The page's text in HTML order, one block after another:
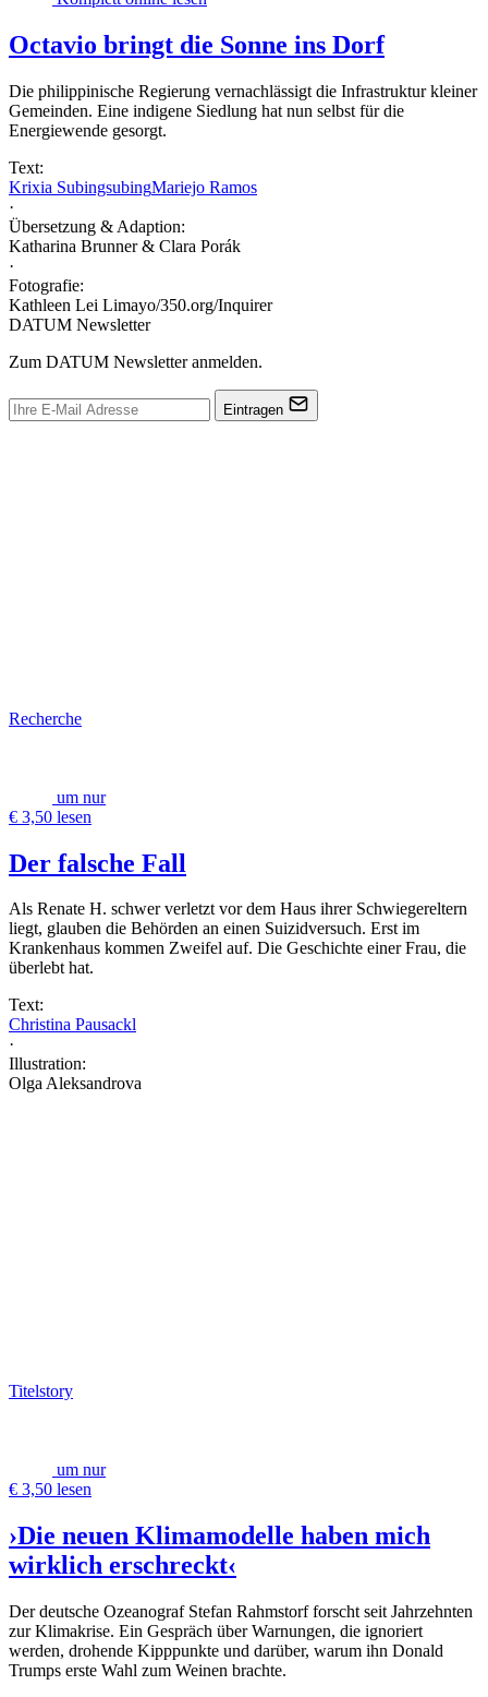
Octavio bringt die Sonne ins Dorf
Die philippinische Regierung vernachlässigt die Infrastruktur kleiner
Gemeinden. Eine indigene Siedlung hat nun selbst für die
Energiewende gesorgt.
Text:
Krixia SubingsubingMariejo Ramos
·
Übersetzung & Adaption:
Katharina Brunner & Clara Porák
·
Fotografie:
Kathleen Lei Limayo/350.org/Inquirer
DATUM Newsletter
Zum DATUM Newsletter anmelden.
Eintragen
Recherche
um nur
€ 3,50 lesen
Der falsche Fall
Als Renate H. schwer verletzt vor dem Haus ihrer Schwiegereltern
liegt, glauben die Behörden an einen Suizidversuch. Erst im
Krankenhaus kommen Zweifel auf. Die Geschichte einer Frau, die
überlebt hat.
Text:
Christina Pausackl
·
Illustration:
Olga Aleksandrova
Titelstory
um nur
€ 3,50 lesen
›Die neuen Klimamodelle haben mich
wirklich erschreckt‹
Der deutsche Ozeanograf Stefan Rahmstorf forscht seit Jahrzehnten
zur Klimakrise. Ein Gespräch über Warnungen, die ignoriert
werden, drohende Kipppunkte und darüber, warum ihn Donald
Trumps erste Wahl zum Weinen brachte.